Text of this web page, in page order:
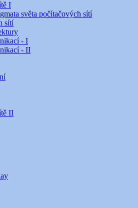
I
světa počítačových sítí
sítí
- I
- II
II